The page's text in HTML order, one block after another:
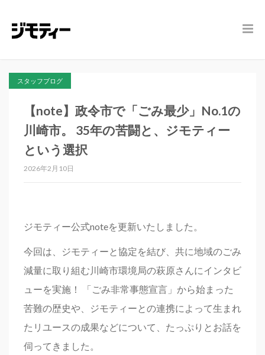
スタッフブログ
【note】政令市で「ごみ最少」No.1の
川崎市。 35年の苦闘と、ジモティー
という選択
2026年2月10日
ジモティー公式noteを更新いたしました。
今回は、ジモティーと協定を結び、共に地域のごみ
減量に取り組む川崎市環境局の萩原さんにインタビ
ューを実施！ 「ごみ非常事態宣言」から始まった
苦難の歴史や、ジモティーとの連携によって生まれ
たリユースの成果などについて、たっぷりとお話を
伺ってきました。